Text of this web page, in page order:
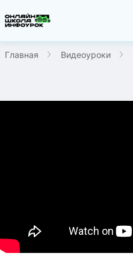
Главная Видеоуроки